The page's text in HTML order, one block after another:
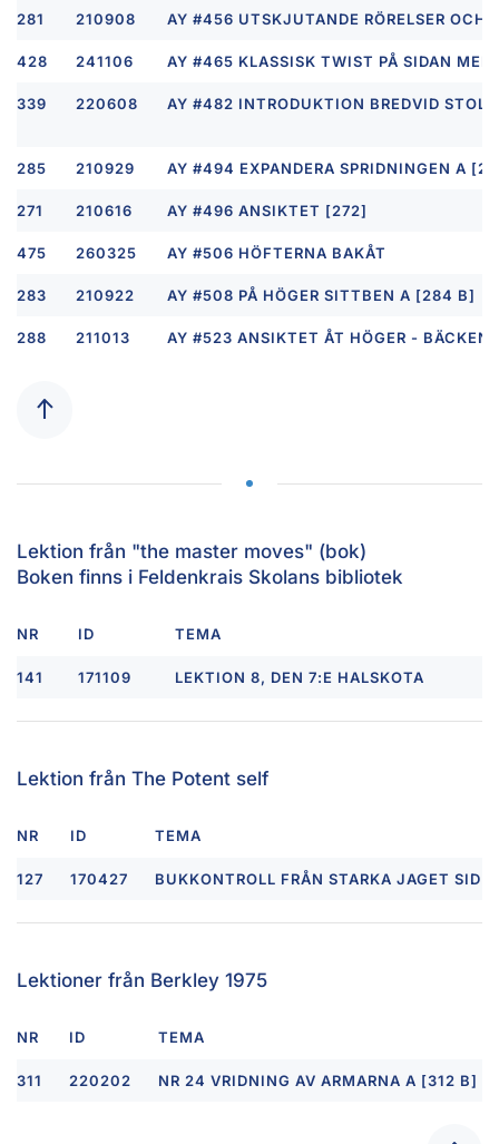
281 210908 AY #456 UTSKJUTANDE RÖRELSER
428 241106 AY #465 KLASSISK TWIST PÅ SIDAN MED
339 220608 AY #482 INTRODUKTION BREDVID
285 210929 AY #494 EXPANDERA SPRIDNINGEN A
271 210616 AY #496 ANSIKTET [272]
475 260325 AY #506 HÖFTERNA BAKÅT
283 210922 AY #508 PÅ HÖGER SITTBEN A [284 B]
288 211013 AY #523 ANSIKTET ÅT HÖGER -
Lektion från "the master moves" (bok)
Boken finns i Feldenkrais Skolans bibliotek
NR ID TEMA
141 171109 LEKTION 8, DEN 7:E HALSKOTA
Lektion från The Potent self
NR ID TEMA
127 170427 BUKKONTROLL FRÅN STARKA JAGET SID
Lektioner från Berkley 1975
NR ID TEMA
311 220202 NR 24 VRIDNING AV ARMARNA A [312 B]